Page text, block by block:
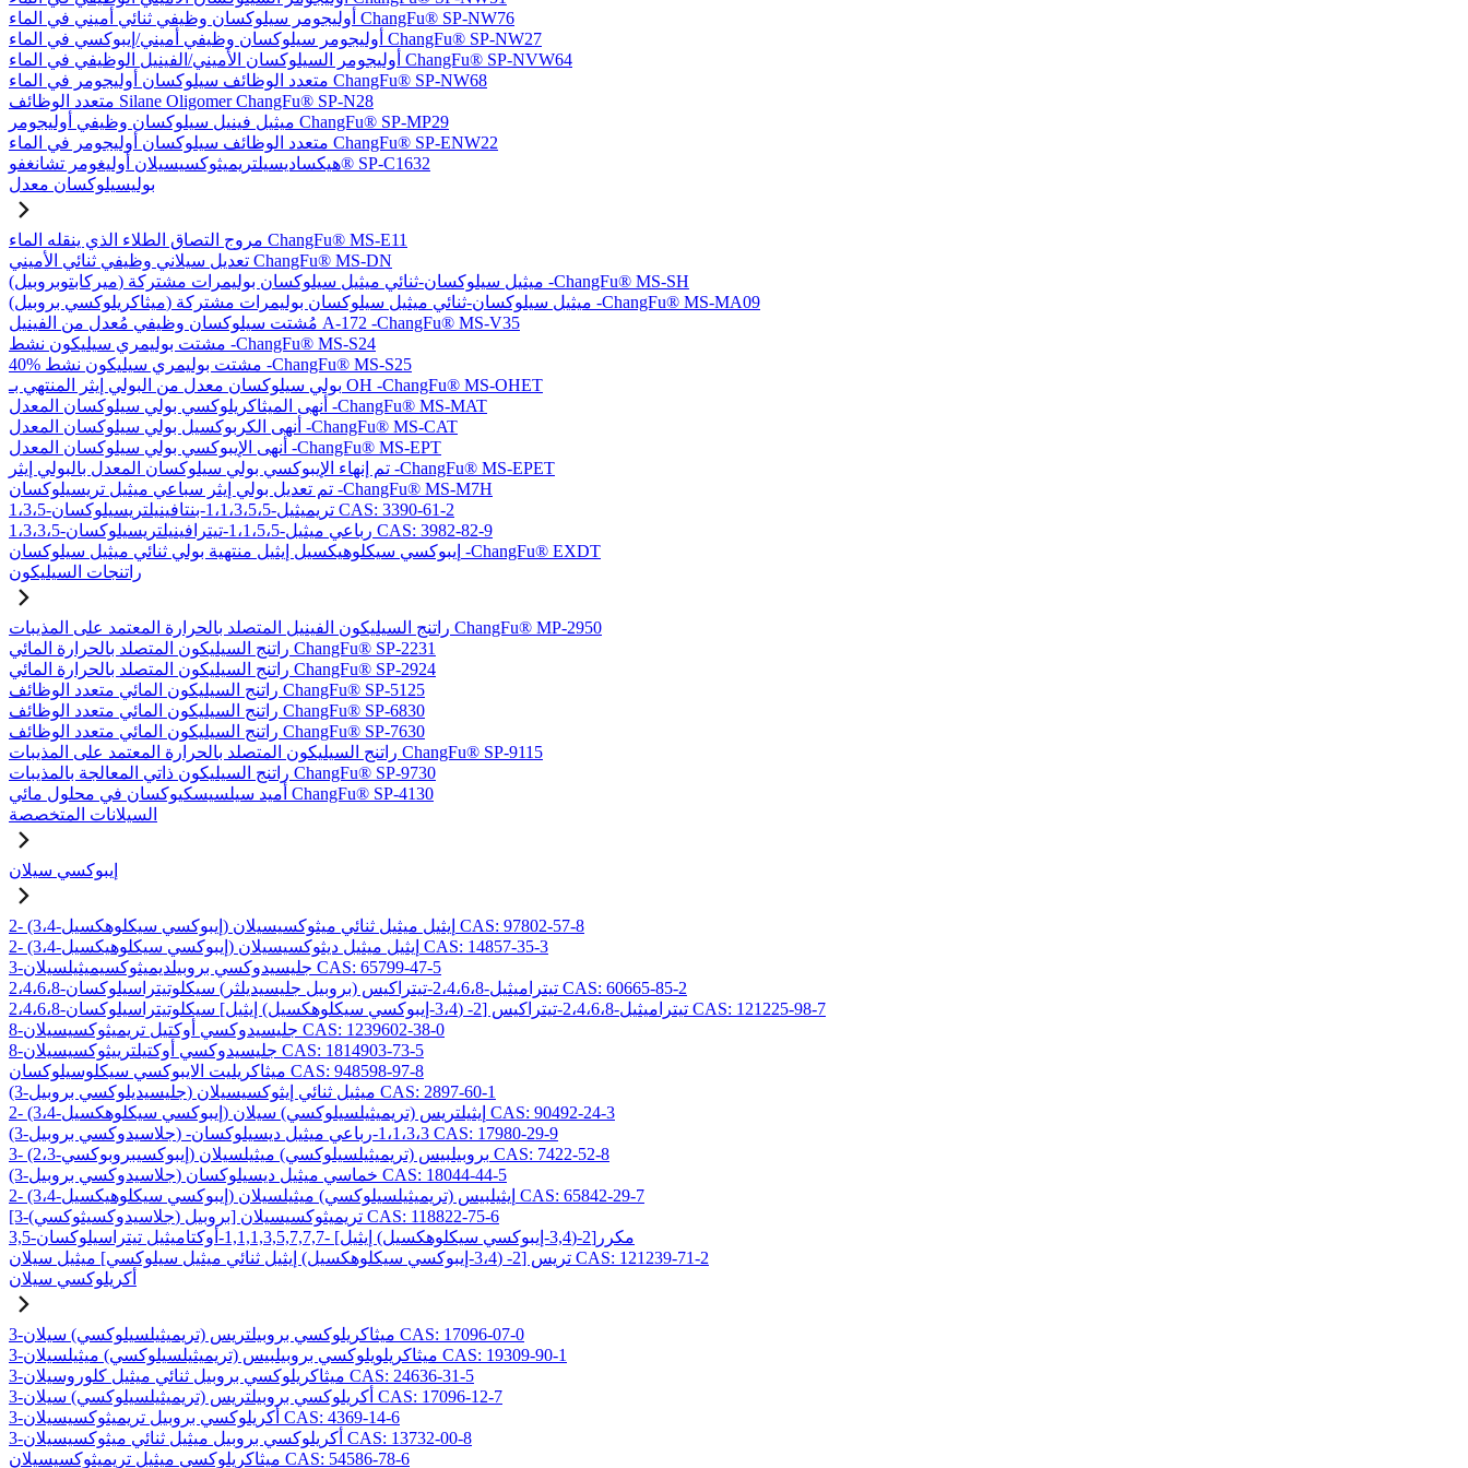
أوليجومر سيلوكسان وظيفي ثنائي أميني في الماء ChangFu® SP-NW76
أوليجومر سيلوكسان وظيفي أميني/إيبوكسي في الماء ChangFu® SP-NW27
أوليجومر السيلوكسان الأميني/الفينيل الوظيفي في الماء ChangFu® SP-NVW64
متعدد الوظائف سيلوكسان أوليجومر في الماء ChangFu® SP-NW68
متعدد الوظائف Silane Oligomer ChangFu® SP-N28
ميثيل فينيل سيلوكسان وظيفي أوليجومر ChangFu® SP-MP29
متعدد الوظائف سيلوكسان أوليجومر في الماء ChangFu® SP-ENW22
هيكساديسيلتريميثوكسيسيلان أوليغومر تشانغفو® SP-C1632
بوليسيلوكسان معدل
مروج التصاق الطلاء الذي ينقله الماء ChangFu® MS-E11
تعديل سيلاني وظيفي ثنائي الأميني ChangFu® MS-DN
(ميركابتوبروبيل) ميثيل سيلوكسان-ثنائي ميثيل سيلوكسان بوليمرات مشتركة -ChangFu® MS-SH
(ميثاكريلوكسي بروبيل) ميثيل سيلوكسان-ثنائي ميثيل سيلوكسان بوليمرات مشتركة -ChangFu® MS-MA09
مُشتت سيلوكسان وظيفي مُعدل من الفينيل A-172 -ChangFu® MS-V35
مشتت بوليمري سيليكون نشط -ChangFu® MS-S24
40% مشتت بوليمري سيليكون نشط -ChangFu® MS-S25
بولي سيلوكسان معدل من البولي إيثر المنتهي بـ OH -ChangFu® MS-OHET
أنهى الميثاكريلوكسي بولي سيلوكسان المعدل -ChangFu® MS-MAT
أنهى الكربوكسيل بولي سيلوكسان المعدل -ChangFu® MS-CAT
أنهى الإيبوكسي بولي سيلوكسان المعدل -ChangFu® MS-EPT
تم إنهاء الإيبوكسي بولي سيلوكسان المعدل بالبولي إيثر -ChangFu® MS-EPET
تم تعديل بولي إيثر سباعي ميثيل تريسيلوكسان -ChangFu® MS-M7H
1،3،5-تريميثيل-1،1،3،5،5-بنتافينيلتريسيلوكسان CAS: 3390-61-2
1،3،3،5-رباعي ميثيل-1،1،5،5-تيترافينيلتريسيلوكسان CAS: 3982-82-9
إيبوكسي سيكلوهيكسيل إيثيل منتهية بولي ثنائي ميثيل سيلوكسان -ChangFu® EXDT
راتنجات السيليكون
راتنج السيليكون الفينيل المتصلد بالحرارة المعتمد على المذيبات ChangFu® MP-2950
راتنج السيليكون المتصلد بالحرارة المائي ChangFu® SP-2231
راتنج السيليكون المتصلد بالحرارة المائي ChangFu® SP-2924
راتنج السيليكون المائي متعدد الوظائف ChangFu® SP-5125
راتنج السيليكون المائي متعدد الوظائف ChangFu® SP-6830
راتنج السيليكون المائي متعدد الوظائف ChangFu® SP-7630
راتنج السيليكون المتصلد بالحرارة المعتمد على المذيبات ChangFu® SP-9115
راتنج السيليكون ذاتي المعالجة بالمذيبات ChangFu® SP-9730
أميد سيلسيسكيوكسان في محلول مائي ChangFu® SP-4130
السيلانات المتخصصة
إيبوكسي سيلان
2- (3،4-إيبوكسي سيكلوهكسيل) إيثيل ميثيل ثنائي ميثوكسيسيلان CAS: 97802-57-8
2- (3،4-إيبوكسي سيكلوهيكسيل) إيثيل ميثيل ديثوكسيسيلان CAS: 14857-35-3
3-جليسيدوكسي بروبيلديميثوكسيميثيلسيلان CAS: 65799-47-5
2،4،6،8-تيتراميثيل-2،4،6،8-تيتراكيس (بروبيل جليسيديلثر) سيكلوتيتراسيلوكسان CAS: 60665-85-2
2،4،6،8-تيتراميثيل-2،4،6،8-تيتراكيس [2- (3،4-إيبوكسي سيكلوهكسيل) إيثيل] سيكلوتيتراسيلوكسان CAS: 121225-98-7
8-جليسيدوكسي أوكتيل تريميثوكسيسيلان CAS: 1239602-38-0
8-جليسيدوكسي أوكتيلترييثوكسيسيلان CAS: 1814903-73-5
ميثاكريليت الايبوكسي سيكلوسيلوكسان CAS: 948598-97-8
(3-جليسيديلوكسي بروبيل) ميثيل ثنائي إيثوكسيسيلان CAS: 2897-60-1
2- (3،4-إيبوكسي سيكلوهكسيل) إيثيلتريس (تريميثيلسيلوكسي) سيلان CAS: 90492-24-3
(3-جلاسيدوكسي بروبيل) -1،1،3،3-رباعي ميثيل ديسيلوكسان CAS: 17980-29-9
3- (2،3-إيبوكسيبروبوكسي) بروبيلبيس (تريميثيلسيلوكسي) ميثيلسيلان CAS: 7422-52-8
(3-جلاسيدوكسي بروبيل) خماسي ميثيل ديسيلوكسان CAS: 18044-44-5
2- (3،4-إيبوكسي سيكلوهيكسيل) إيثيلبيس (تريميثيلسيلوكسي) ميثيلسيلان CAS: 65842-29-7
[3-(جلاسيدوكسيثوكسي) بروبيل] تريميثوكسيسيلان CAS: 118822-75-6
3,5-مكرر[2-(3,4-إيبوكسي سيكلوهكسيل) إيثيل] -1,1,1,3,5,7,7,7-أوكتاميثيل تيتراسيلوكسان
تريس [2- (3،4-إيبوكسي سيكلوهكسيل) إيثيل ثنائي ميثيل سيلوكسي] ميثيل سيلان CAS: 121239-71-2
أكريلوكسي سيلان
3-ميثاكريلوكسي بروبيلتريس (تريميثيلسيلوكسي) سيلان CAS: 17096-07-0
3-ميثاكريلويلوكسي بروبيلبيس (تريميثيلسيلوكسي) ميثيلسيلان CAS: 19309-90-1
3-ميثاكريلوكسي بروبيل ثنائي ميثيل كلوروسيلان CAS: 24636-31-5
3-أكريلوكسي بروبيلتريس (تريميثيلسيلوكسي) سيلان CAS: 17096-12-7
3-أكريلوكسي بروبيل تريميثوكسيسيلان CAS: 4369-14-6
3-أكريلوكسي بروبيل ميثيل ثنائي ميثوكسيسيلان CAS: 13732-00-8
ميثاكريلوكسي ميثيل تريميثوكسيسيلان CAS: 54586-78-6